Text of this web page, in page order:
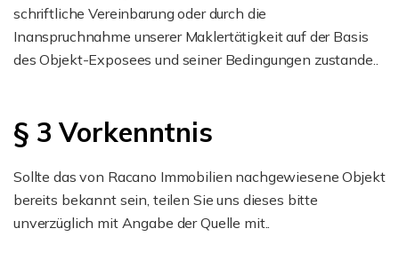
schriftliche Vereinbarung oder durch die
Inanspruchnahme unserer Maklertätigkeit auf der Basis
des Objekt-Exposees und seiner Bedingungen zustande..
§ 3 Vorkenntnis
Sollte das von Racano Immobilien nachgewiesene Objekt
bereits bekannt sein, teilen Sie uns dieses bitte
unverzüglich mit Angabe der Quelle mit..